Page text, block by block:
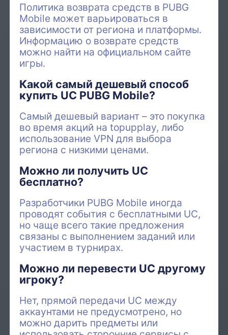
Политика возврата средств в PUBG
Mobile может варьироваться в
зависимости от региона и платформы.
Информацию о возврате средств
можно найти на официальном сайте
игры.
Какой самый дешевый способ
купить UC PUBG Mobile?
Самый дешевый вариант – это покупка
во время акций на topupplay, либо
использование VPN для выбора
региона с низкими ценами.
Можно ли получить UC
бесплатно?
Разработчики PUBG Mobile иногда
проводят события с бесплатными UC,
но чаще всего такие предложения
связаны с выполнением заданий или
участием в турнирах.
Можно ли перевести UC другому
игроку?
Нет, прямой передачи UC между
аккаунтами не предусмотрено, но
можно дарить предметы или